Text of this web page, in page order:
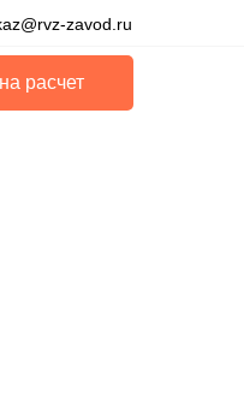
zavod.ru
расчет